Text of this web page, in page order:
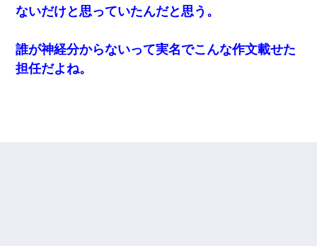
ないだけと思っていたんだと思う。
誰が神経分からないって実名でこんな作文載せた
担任だよね。